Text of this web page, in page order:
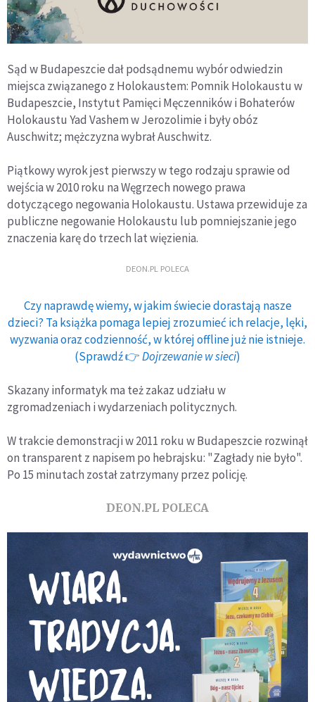
Sąd w Budapeszcie dał podsądnemu wybór odwiedzin
miejsca związanego z Holokaustem: Pomnik Holokaustu w
Budapeszcie, Instytut Pamięci Męczenników i Bohaterów
Holokaustu Yad Vashem w Jerozolimie i były obóz
Auschwitz; mężczyzna wybrał Auschwitz.
Piątkowy wyrok jest pierwszy w tego rodzaju sprawie od
wejścia w 2010 roku na Węgrzech nowego prawa
dotyczącego negowania Holokaustu. Ustawa przewiduje za
publiczne negowanie Holokaustu lub pomniejszanie jego
znaczenia karę do trzech lat więzienia.
DEON.PL POLECA
Czy naprawdę wiemy, w jakim świecie dorastają nasze
dzieci? Ta książka pomaga lepiej zrozumieć ich relacje, lęki,
wyzwania oraz codzienność, w której offline już nie istnieje.
(Sprawdź 👉Dojrzewanie w sieci)
Skazany informatyk ma też zakaz udziału w
zgromadzeniach i wydarzeniach politycznych.
W trakcie demonstracji w 2011 roku w Budapeszcie rozwinął
on transparent z napisem po hebrajsku: "Zagłady nie było".
Po 15 minutach został zatrzymany przez policję.
DEON.PL POLECA